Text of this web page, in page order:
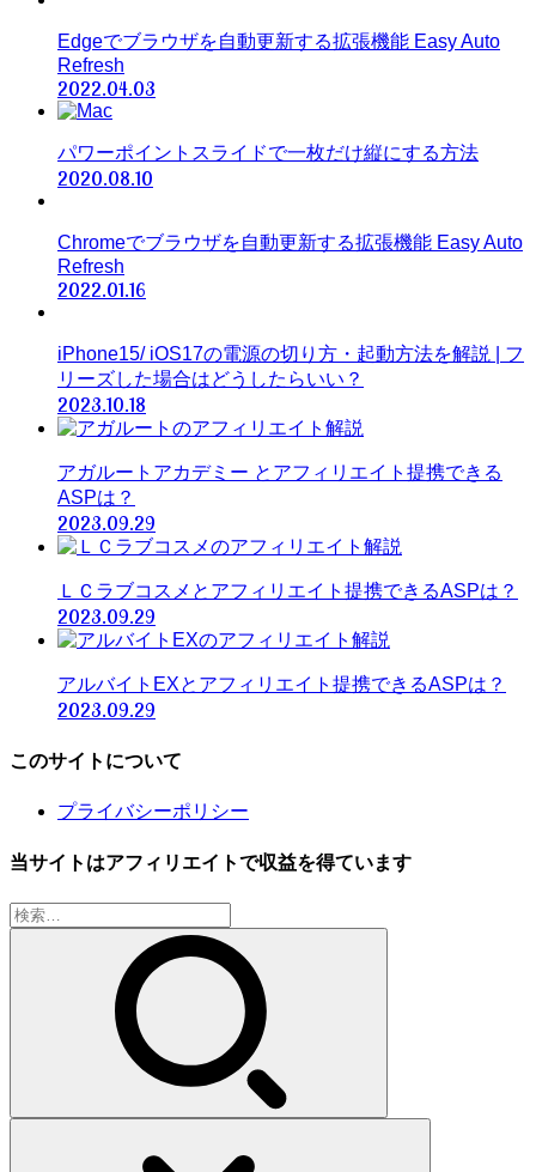
Edgeでブラウザを自動更新する拡張機能 Easy Auto
Refresh
2022.04.03
パワーポイントスライドで一枚だけ縦にする方法
2020.08.10
Chromeでブラウザを自動更新する拡張機能 Easy Auto
Refresh
2022.01.16
iPhone15/ iOS17の電源の切り方・起動方法を解説 | フ
リーズした場合はどうしたらいい？
2023.10.18
アガルートアカデミー とアフィリエイト提携できる
ASPは？
2023.09.29
ＬＣラブコスメとアフィリエイト提携できるASPは？
2023.09.29
アルバイトEXとアフィリエイト提携できるASPは？
2023.09.29
このサイトについて
プライバシーポリシー
当サイトはアフィリエイトで収益を得ています
検
索: